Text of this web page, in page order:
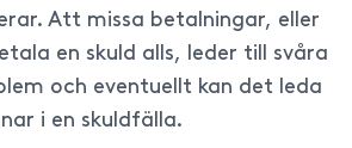
Att missa betalningar, eller
en skuld alls, leder till svåra
och eventuellt kan det leda
i en skuldfälla.